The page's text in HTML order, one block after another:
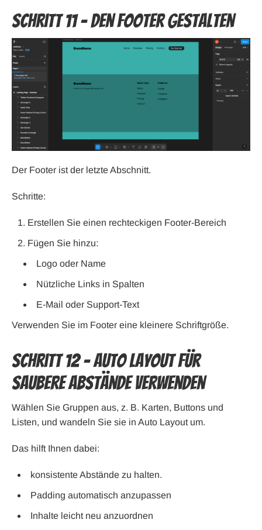
Schritt 11 – Den Footer gestalten
Der Footer ist der letzte Abschnitt.
Schritte:
Erstellen Sie einen rechteckigen Footer-Bereich
Fügen Sie hinzu:
Logo oder Name
Nützliche Links in Spalten
E-Mail oder Support-Text
Verwenden Sie im Footer eine kleinere Schriftgröße.
Schritt 12 – Auto Layout für
saubere Abstände verwenden
Wählen Sie Gruppen aus, z. B. Karten, Buttons und
Listen, und wandeln Sie sie in Auto Layout um.
Das hilft Ihnen dabei:
konsistente Abstände zu halten.
Padding automatisch anzupassen
Inhalte leicht neu anzuordnen